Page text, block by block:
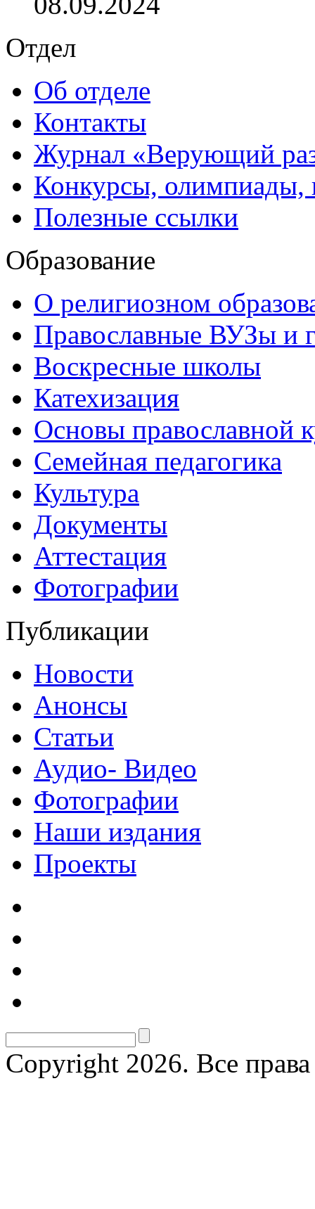
Отдел
Об отделе
Контакты
Журнал «Верующий
Конкурсы, олимпиады,
Полезные ссылки
Образование
О религиозном
Православные ВУЗы и
Воскресные школы
Катехизация
Основы православной
Семейная педагогика
Культура
Документы
Аттестация
Фотографии
Публикации
Новости
Анонсы
Статьи
Аудио- Видео
Фотографии
Наши издания
Проекты
Copyright 2026. Все